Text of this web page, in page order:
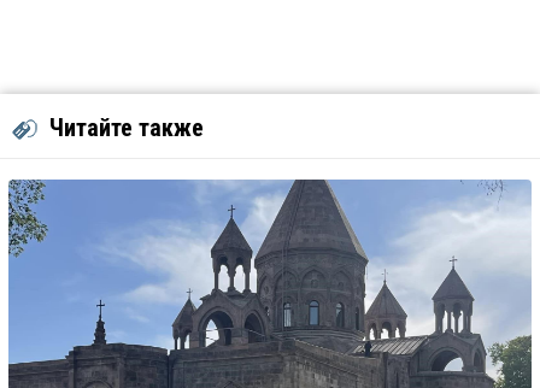
Читайте также